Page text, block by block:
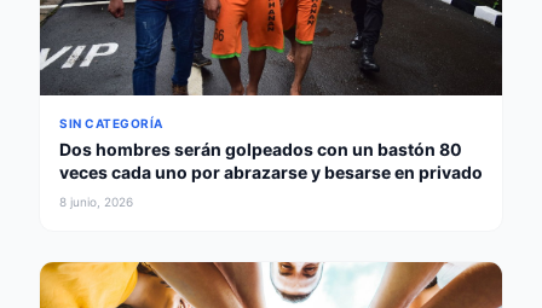
SIN CATEGORÍA
Dos hombres serán golpeados con un bastón 80
veces cada uno por abrazarse y besarse en privado
8 junio, 2026